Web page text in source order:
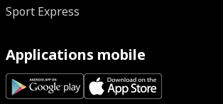
Sport Express
Applications mobile